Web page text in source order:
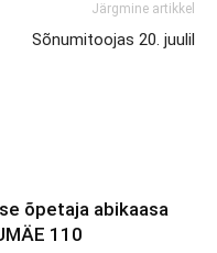
Järgmine artikkel
Sõnumitoojas 20. juulil
õpetaja abikaasa
110